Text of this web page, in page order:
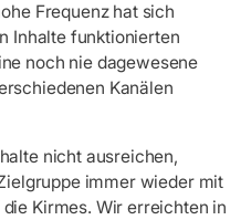
Frequenz hat sich
Inhalte funktionierten
noch nie dagewesene
Kanälen
nicht ausreichen,
immer wieder mit
Kirmes. Wir erreichten in